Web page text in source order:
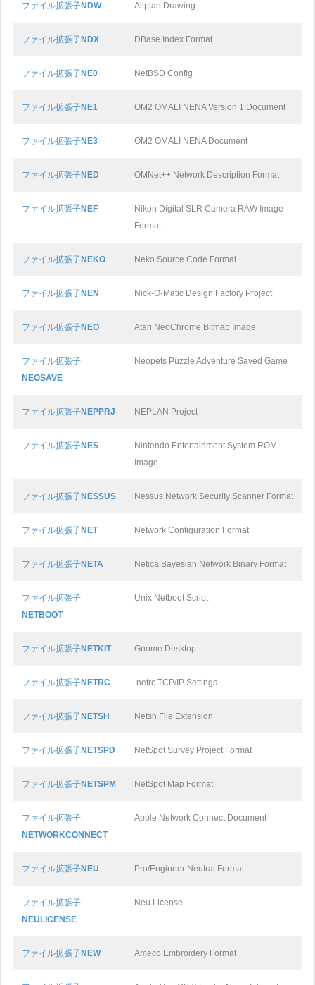
ファイル拡張子NDW Allplan Drawing
ファイル拡張子NDX DBase Index Format
ファイル拡張子NE0 NetBSD Config
ファイル拡張子NE1 OM2 OMALI NENA Version 1 Document
ファイル拡張子NE3 OM2 OMALI NENA Document
ファイル拡張子NED OMNet++ Network Description Format
ファイル拡張子NEF
Nikon Digital SLR Camera RAW Image
Format
ファイル拡張子NEKO Neko Source Code Format
ファイル拡張子NEN Nick-O-Matic Design Factory Project
ファイル拡張子NEO Atari NeoChrome Bitmap Image
ファイル拡張子
NEOSAVE
Neopets Puzzle Adventure Saved Game
ファイル拡張子NEPPRJ NEPLAN Project
ファイル拡張子NES
Nintendo Entertainment System ROM
Image
ファイル拡張子NESSUS Nessus Network Security Scanner Format
ファイル拡張子NET Network Configuration Format
ファイル拡張子NETA Netica Bayesian Network Binary Format
ファイル拡張子
NETBOOT
Unix Netboot Script
ファイル拡張子NETKIT Gnome Desktop
ファイル拡張子NETRC .netrc TCP/IP Settings
ファイル拡張子NETSH Netsh File Extension
ファイル拡張子NETSPD NetSpot Survey Project Format
ファイル拡張子NETSPM NetSpot Map Format
ファイル拡張子
NETWORKCONNECT
Apple Network Connect Document
ファイル拡張子NEU Pro/Engineer Neutral Format
ファイル拡張子
NEULICENSE
Neu License
ファイル拡張子NEW Ameco Embroidery Format